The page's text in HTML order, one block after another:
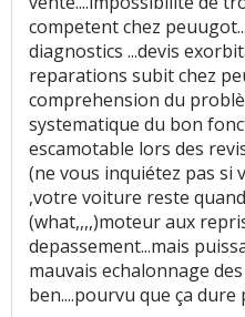
competent chez
diagnostics ...devis
reparations subit chez
comprehension du
systematique du bon
escamotable lors des
(ne vous inquiétez pas si
,votre voiture reste
(what,,,,)moteur aux
depassement...mais
mauvais echalonnage
ben....pourvu que ça dure